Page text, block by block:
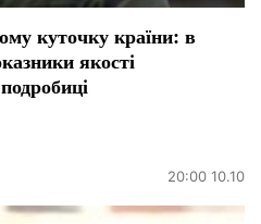
куточку країни: в
якості
20:00 10.10